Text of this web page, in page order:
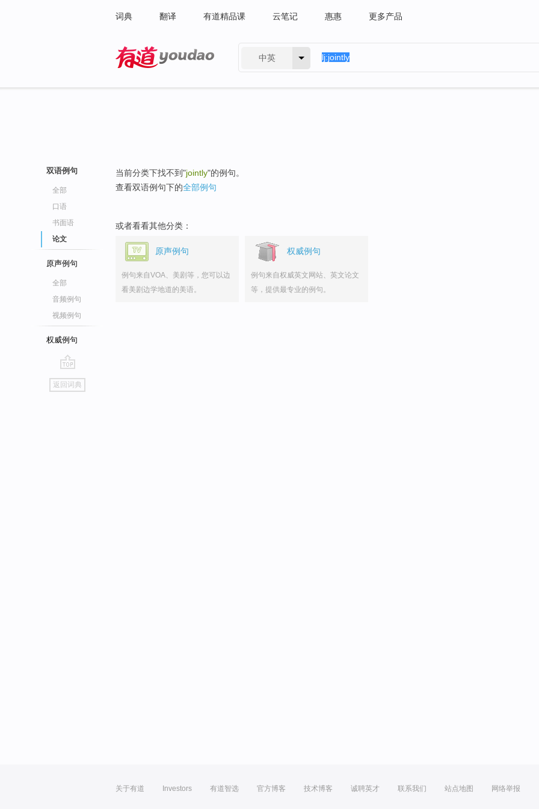
词典 翻译 有道精品课 云笔记 惠惠 更多产品
中英
双语例句
全部
口语
书面语
论文
原声例句
全部
音频例句
视频例句
权威例句
go
top
返回词典
当前分类下找不到"jointly"的例句。
查看双语例句下的全部例句
或者看看其他分类：
原声例句
例句来自VOA、美剧等，您可以边
看美剧边学地道的美语。
权威例句
例句来自权威英文网站、英文论文
等，提供最专业的例句。
关于有道 Investors 有道智选 官方博客 技术博客 诚聘英才 联系我们 站点地图 网络举报